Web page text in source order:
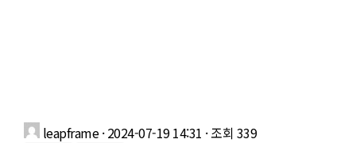
leapframe· 2024-07-19 14:31 · 조회 339